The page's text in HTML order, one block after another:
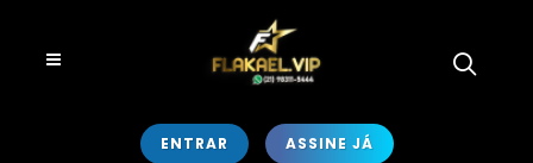
ENTRAR ASSINE JÁ